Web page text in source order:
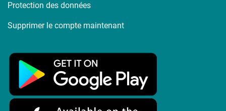
Protection des données
Supprimer le compte maintenant